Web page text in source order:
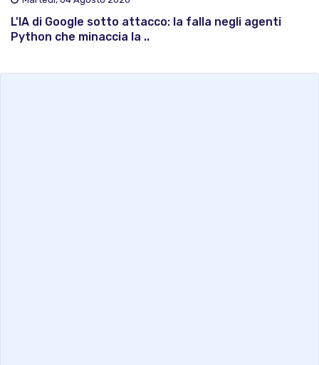
L'IA di Google sotto attacco: la falla negli agenti
Python che minaccia la ..